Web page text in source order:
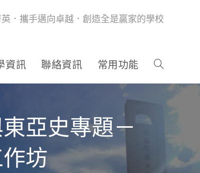
．攜手邁向卓越．創造全是贏家的學校
資訊 聯絡資訊 常用功能
亞史專題－
坊